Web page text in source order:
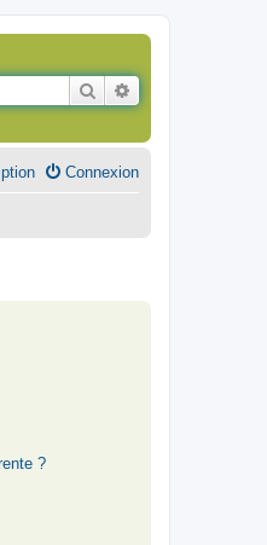
Rechercher
Connexion
?